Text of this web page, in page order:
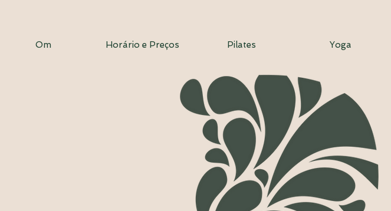
Om Horário e Preços Pilates Yoga